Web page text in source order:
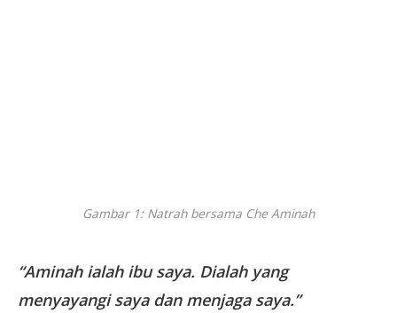
Gambar 1: Natrah bersama Che Aminah
“Aminah ialah ibu saya. Dialah yang
menyayangi saya dan menjaga saya.”